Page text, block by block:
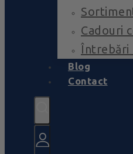
Cadouri
Întrebări
Blog
Contact